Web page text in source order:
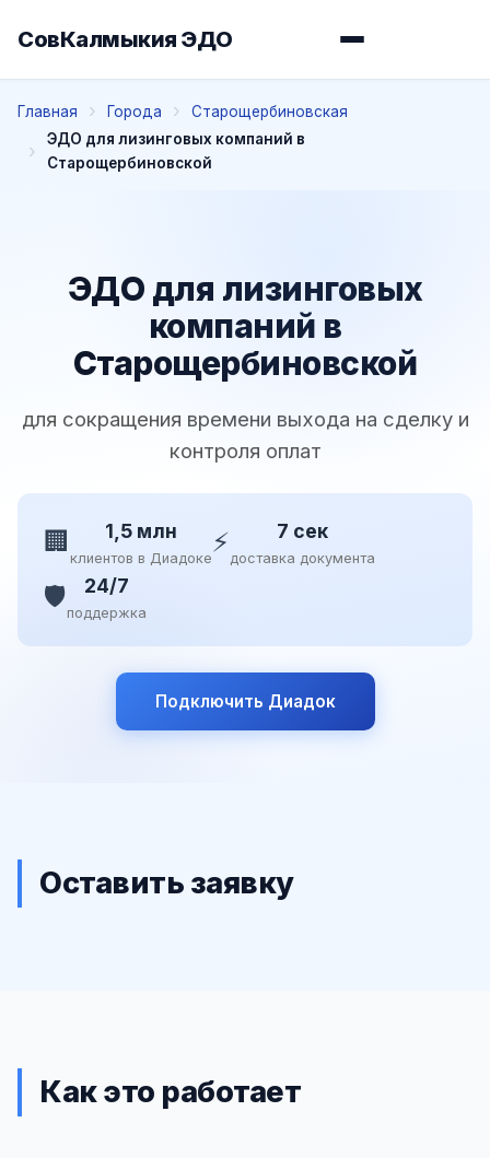
СовКалмыкия ЭДО
Главная Города
Старощербиновская
ЭДО для лизинговых компаний в
Старощербиновской
ЭДО для лизинговых
компаний в
Старощербиновской
для сокращения времени выхода на сделку и
контроля оплат
🏢 1,5 млн
клиентов в Диадоке⚡ 7 сек
доставка документа
🛡️ 24/7
поддержка
Подключить Диадок
Оставить заявку
Как это работает